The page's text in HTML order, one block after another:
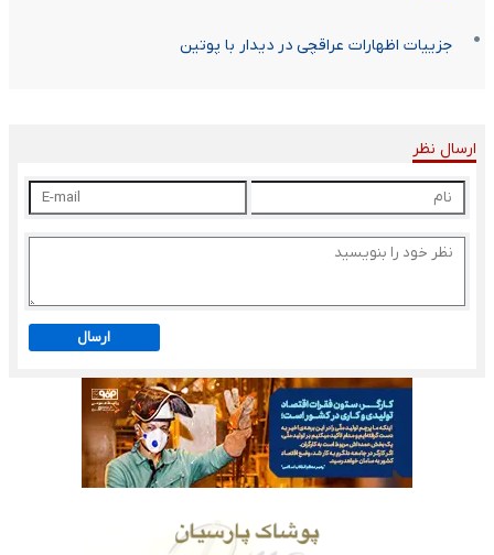
جزییات اظهارات عراقچی در دیدار با پوتین
ارسال نظر
ارسال